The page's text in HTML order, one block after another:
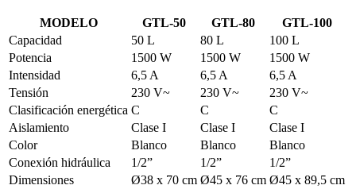
MODELO GTL-50 GTL-80
GTL-100
Capacidad
50 L 80 L
100 L
Potencia
1500 W 1500 W
1500 W
Intensidad
6,5 A 6,5 A
6,5 A
Tensión
230 V~ 230 V~
230 V~
Clasificación energética C C
C
Aislamiento
Clase I Clase I
Clase I
Color
Blanco Blanco
Blanco
Conexión hidráulica
1/2” 1/2”
1/2”
Dimensiones
Ø38 x 70 cm Ø45 x 76 cm Ø45 x 89,5 cm